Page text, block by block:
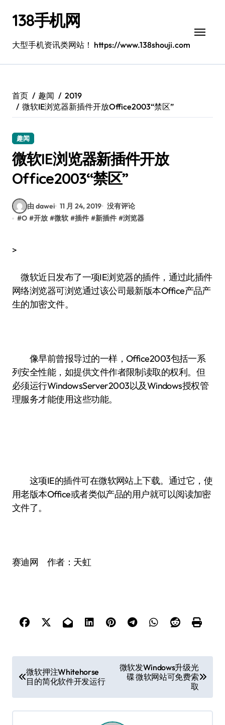
138手机网
大型手机资讯类网站！ https://www.138shouji.com
首页 趣闻
2019
微软IE浏览器新插件开放Office2003“禁区”
趣闻
微软IE浏览器新插件开放
Office2003“禁区”
由 dawei 11 月 24, 2019 没有评论
#O #开放 #微软 #插件 #新插件 #浏览器
>
微软近日发布了一项IE浏览器的插件，通过此插件
网络浏览器可浏览通过该公司最新版本Office产品产
生的加密文件。
像早前曾报导过的一样，Office2003包括一系
列安全性能，如提供文件作者限制读取的权利。但
必须运行WindowsServer2003以及Windows授权管
理服务才能使用这些功能。
这项IE的插件可在微软网站上下载。通过它，使
用老版本Office或者类似产品的用户就可以阅读加密
文件了。
赛迪网 作者：天虹
章
导
航
微软押注Whitehorse
目的简化软件开发运行
微软发Windows升级光
碟 微软网站可免费索
取